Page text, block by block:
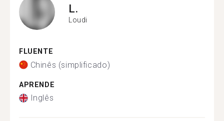
L.
Loudi
FLUENTE
Chinês (simplificado)
APRENDE
Inglês